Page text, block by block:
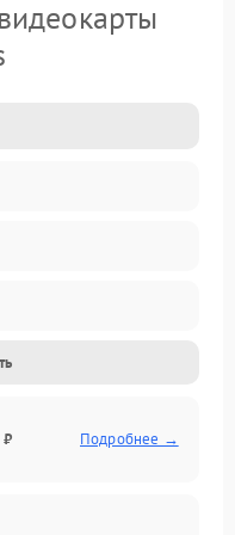
₽ Подробнее →